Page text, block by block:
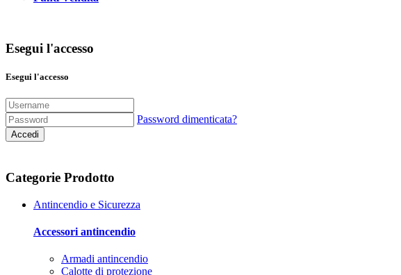
Esegui l'accesso
Esegui l'accesso
Password dimenticata?
Accedi
Categorie Prodotto
Antincendio e Sicurezza
Accessori antincendio
Armadi antincendio
Calotte di protezione